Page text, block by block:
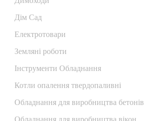
Дім Сад
Електротовари
Земляні роботи
Інструменти Обладнання
Котли опалення твердопаливні
Обладнання для виробництва бетонів
Обладнання для виробництва вікон